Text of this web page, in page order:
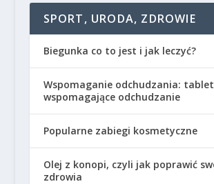
SPORT, URODA, ZDROWIE
Biegunka co to jest i jak leczyć?
Wspomaganie odchudzania:
wspomagające odchudzanie
Popularne zabiegi kosmetyczne
Olej z konopi, czyli jak poprawić
zdrowia